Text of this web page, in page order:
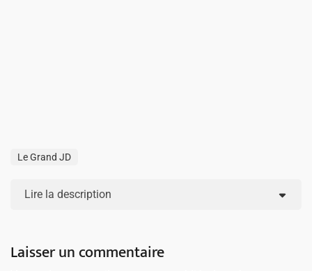
Le Grand JD
Lire la description
Laisser un commentaire